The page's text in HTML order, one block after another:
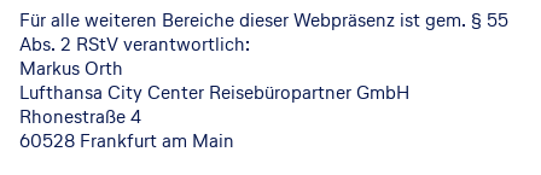
Für alle weiteren Bereiche dieser Webpräsenz ist gem. § 55
Abs. 2 RStV verantwortlich:
Markus Orth
Lufthansa City Center Reisebüropartner GmbH
Rhonestraße 4
60528 Frankfurt am Main